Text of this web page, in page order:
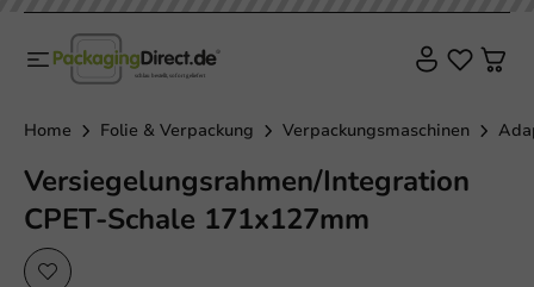
Home Folie & Verpackung Verpackungsmaschinen
Versiegelungsrahmen/Integration
CPET-Schale 171x127mm